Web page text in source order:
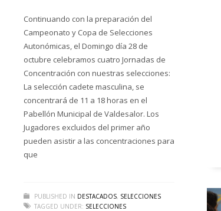
Continuando con la preparación del
Campeonato y Copa de Selecciones
Autonómicas, el Domingo día 28 de
octubre celebramos cuatro Jornadas de
Concentración con nuestras selecciones:
La selección cadete masculina, se
concentrará de 11 a 18 horas en el
Pabellón Municipal de Valdesalor. Los
Jugadores excluidos del primer año
pueden asistir a las concentraciones para
que
PUBLISHED IN DESTACADOS, SELECCIONES
TAGGED UNDER: SELECCIONES